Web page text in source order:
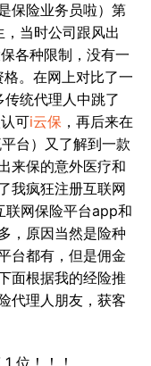
保险业务员啦）第
当时公司跟风出
各种限制，没有一
。在网上对比了一
统代理人中跳了
可i云保 ，再后来在
台）又了解到一款
来保的意外医疗和
我疯狂注册互联网
网保险平台app和
，原因当然是险种
台都有，但是佣金
面根据我的经险推
代理人朋友，获客
位！！！